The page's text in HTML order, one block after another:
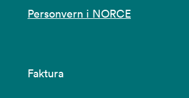
Personvern i NORCE
Faktura